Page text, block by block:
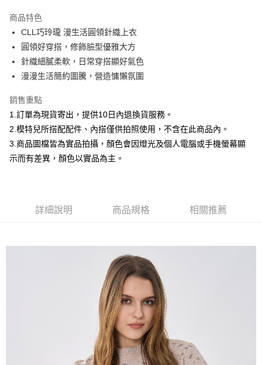
合作金庫商業銀行
華南商業銀行
上海商業儲蓄銀行
國泰世華商業銀行
兆豐國際商業銀行
臺灣中小企業銀行
台中商業銀行
聯邦商業銀行
元大商業銀行
永豐商業銀行
台新國際商業銀行
中國信託商業銀行
台灣樂天信用卡公司
超商取貨付款
LINE Pay
Apple Pay
悠遊付
Google Pay
大哥付你分期
2.付款方式選擇「大哥付你分期」，訂單成立後會自動跳轉到大哥付的交易
流程，驗證手機門號後，選擇欲分期的期數、繳款截止日，確認付款後即完
4.訂單成立30分鐘內，如未前往確認交易或遇審核未通過，訂單將自動取
消。如遇「轉專審核」未通過狀況，表示未達大哥付你分期系統評分，恕無
1.分期款項不併入電信帳單，「大哥付你分期」於每月結算日後寄送繳費提
2.透過簡訊連結打開帳單後，可選擇「超商條碼／台灣大直營門市／銀行轉
帳／街口支付／iPASS MONEY」等通路繳費。
1.本服務係由「台灣大哥大股份有限公司」（以下簡稱本公司）所提供，讓
用戶於交易時，得透過本服務購買商品或服務，並由商店將買賣／分期付款
相關說明
２．便利：只要手機號碼，簡訊認證，即可結帳。
３．安心：先確認商品／服務後，再付款。
【「AFTEE先享後付」結帳流程】
１．於結帳方式選擇「AFTEE先享後付」後，將跳轉至「AFTEE先享後付」
結帳頁面，進行簡訊認證並確認金額後，即可完成結帳。
２．訂單成立數日內，您將收到繳費通知簡訊。
３．收到繳費通知簡訊後14天內，點擊此簡訊中的連結，可透過四大超商／
ATM／網路銀行／等多元方式進行付款，方視為交易完成。
※ 請注意：結帳手續完成當下不需立刻繳費，但若您需要取消訂單，請聯絡
每筆NT$120，滿NT$2,000(含以上)免運費
每筆NT$120，滿NT$2,000(含以上)免運費
商品特色
CLL巧玲瓏 漫生活圓領針織上衣
圓領好穿搭，修飾臉型優雅大方
針織細膩柔軟，日常穿搭顯好氣色
漫漫生活簡約圖騰，營造慵懶氛圍
銷售重點
1.訂單為現貨寄出，提供10日內退換貨服務。
2.模特兒所搭配配件、內搭僅供拍照使用，不含在此商品內。
3.商品圖檔皆為實品拍攝，顏色會因燈光及個人電腦或手機螢幕顯
示而有差異，顏色以實品為主。
詳細說明 商品規格 相關推薦